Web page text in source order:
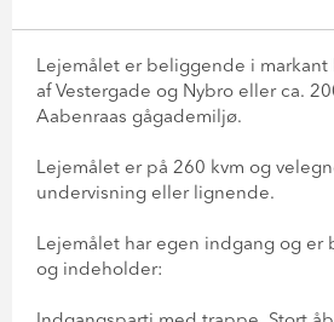
Lejemålet er beliggende i
af Vestergade og Nybro eller ca.
Aabenraas gågademiljø.
Lejemålet er på 260 kvm og
undervisning eller lignende.
Lejemålet har egen indgang og er
og indeholder: